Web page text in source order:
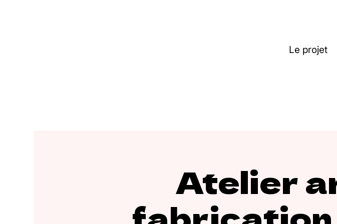
Le projet
Atelier